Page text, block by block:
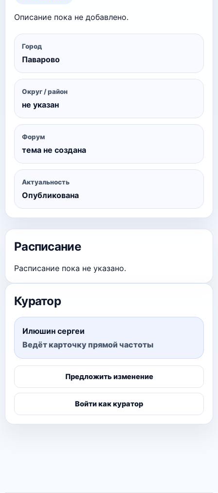
Описание пока не добавлено.
Город
Паварово
Округ / район
не указан
Форум
тема не создана
Актуальность
Опубликована
Расписание
Расписание пока не указано.
Куратор
Илюшин сергеи
Ведёт карточку прямой частоты
Предложить изменение
Войти как куратор